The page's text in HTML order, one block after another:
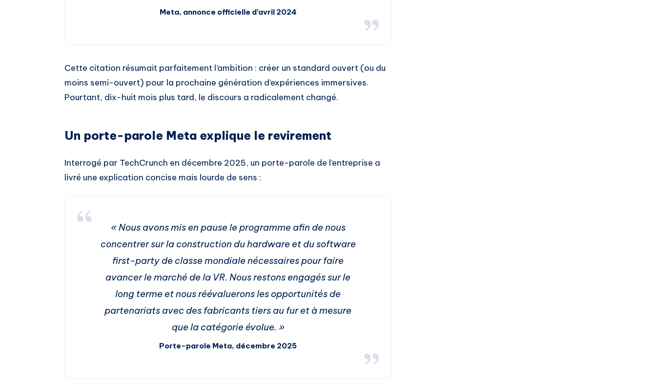
Meta, annonce officielle d’avril 2024
Cette citation résumait parfaitement l’ambition : créer un standard ouvert (ou du
moins semi-ouvert) pour la prochaine génération d’expériences immersives.
Pourtant, dix-huit mois plus tard, le discours a radicalement changé.
Un porte-parole Meta explique le revirement
Interrogé par TechCrunch en décembre 2025, un porte-parole de l’entreprise a
livré une explication concise mais lourde de sens :
« Nous avons mis en pause le programme afin de nous
concentrer sur la construction du hardware et du software
first-party de classe mondiale nécessaires pour faire
avancer le marché de la VR. Nous restons engagés sur le
long terme et nous réévaluerons les opportunités de
partenariats avec des fabricants tiers au fur et à mesure
que la catégorie évolue. »
Porte-parole Meta, décembre 2025